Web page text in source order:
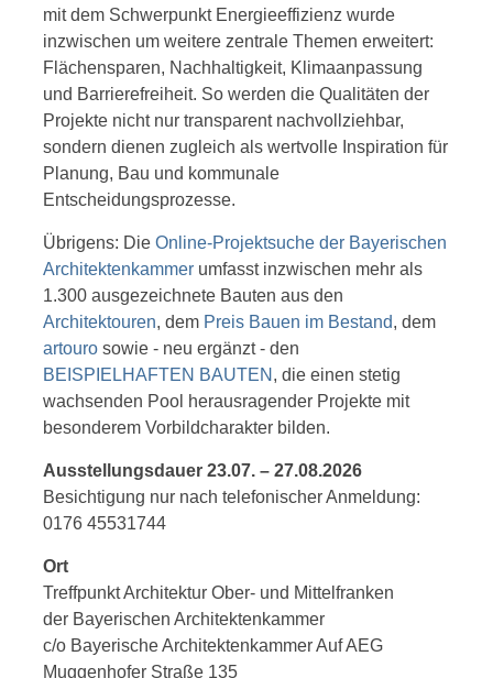
mit dem Schwerpunkt Energieeffizienz wurde
inzwischen um weitere zentrale Themen erweitert:
Flächensparen, Nachhaltigkeit, Klimaanpassung
und Barrierefreiheit. So werden die Qualitäten der
Projekte nicht nur transparent nachvollziehbar,
sondern dienen zugleich als wertvolle Inspiration für
Planung, Bau und kommunale
Entscheidungsprozesse.
Übrigens: Die Online-Projektsuche der Bayerischen
Architektenkammer umfasst inzwischen mehr als
1.300 ausgezeichnete Bauten aus den
Architektouren, dem Preis Bauen im Bestand, dem
artouro sowie - neu ergänzt - den
BEISPIELHAFTEN BAUTEN , die einen stetig
wachsenden Pool herausragender Projekte mit
besonderem Vorbildcharakter bilden.
Ausstellungsdauer 23.07. – 27.08.2026
Besichtigung nur nach telefonischer Anmeldung:
0176 45531744
Ort
Treffpunkt Architektur Ober- und Mittelfranken
der Bayerischen Architektenkammer
c/o Bayerische Architektenkammer Auf AEG
Muggenhofer Straße 135